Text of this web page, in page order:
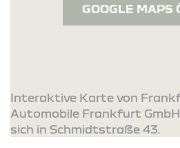
GOOGLE MAPS
Interaktive Karte von
Automobile Frankfurt GmbH
sich in Schmidtstraße 43.